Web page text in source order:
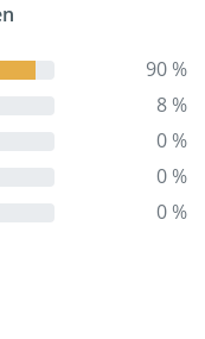
90 %
8 %
0 %
0 %
0 %